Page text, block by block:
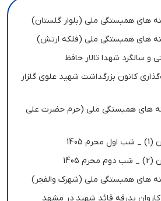
های همبستگی ملی (بلوار گلستان)
های همبستگی ملی (فلکه ارتش)
و سالگرد شهدا تالار حافظ
کانون بزرگداشت شهید علوی گلزار
های همبستگی ملی (حرم حضرت علی
1405
1405
های همبستگی ملی (شهرک والفجر)
بدرقه قائد شهید در مشهد